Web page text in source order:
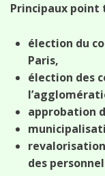
Principaux point
élection du
Paris,
élection des
approbation
des